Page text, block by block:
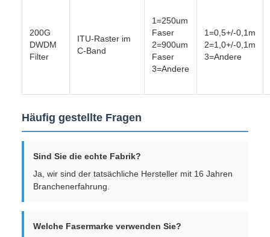
200G
DWDM
Filter
ITU-Raster im
C-Band
1=250um
Faser
2=900um
Faser
3=Andere
1=0,5+/-0,1m
2=1,0+/-0,1m
3=Andere
Häufig gestellte Fragen
Sind Sie die echte Fabrik?
Ja, wir sind der tatsächliche Hersteller mit 16 Jahren
Branchenerfahrung.
Welche Fasermarke verwenden Sie?